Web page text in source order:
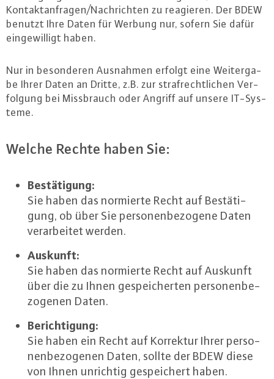
Kon­takt­an­fra­gen/Nach­rich­ten zu reagieren. Der BDEW
benutzt Ihre Daten für Werbung nur, sofern Sie dafür
ein­ge­wil­ligt haben.
Nur in be­son­de­ren Ausnahmen erfolgt eine Wei­ter­ga­
be Ihrer Daten an Dritte, z.B. zur straf­recht­li­chen Ver­
fol­gung bei Miss­brauch oder Angriff auf unsere IT-Sys­
te­me.
Welche Rechte haben Sie:
Be­stä­ti­gung:
Sie haben das normierte Recht auf Be­stä­ti­
gung, ob über Sie per­so­nen­be­zo­ge­ne Daten
ver­ar­bei­tet werden.
Auskunft:
Sie haben das normierte Recht auf Auskunft
über die zu Ihnen ge­spei­cher­ten per­so­nen­be­
zo­ge­nen Daten.
Be­rich­ti­gung:
Sie haben ein Recht auf Korrektur Ihrer per­so­
nen­be­zo­ge­nen Daten, sollte der BDEW diese
von Ihnen unrichtig ge­spei­chert haben.